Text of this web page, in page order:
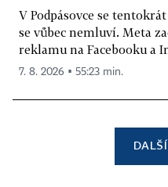
V Podpásovce se
se vůbec nemluví. Meta
reklamu na Facebooku a
7. 8. 2026 ▪ 55:23 min.